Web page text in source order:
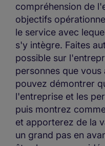
compréhension de
objectifs
le service avec
s'y intègre. Faites
possible sur
personnes que
pouvez démontrer
l'entreprise et les
puis montrez
et apporterez de la
un grand pas en